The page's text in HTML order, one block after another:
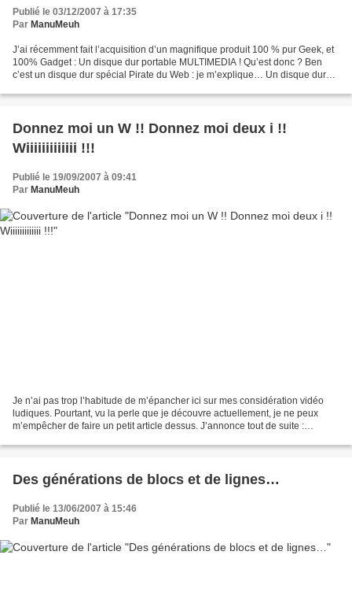
Publié le 03/12/2007 à 17:35
Par ManuMeuh
J’ai récemment fait l’acquisition d’un magnifique produit 100 % pur Geek, et
100% Gadget : Un disque dur portable MULTIMEDIA ! Qu’est donc ? Ben
c’est un disque dur spécial Pirate du Web : je m’explique… Un disque dur
Donnez moi un W !! Donnez moi deux i !!
Wiiiiiiiiiiiii !!!
Publié le 19/09/2007 à 09:41
Par ManuMeuh
Je n’ai pas trop l’habitude de m’épancher ici sur mes considération vidéo
ludiques. Pourtant, vu la perle que je découvre actuellement, je ne peux
m’empêcher de faire un petit article dessus. J’annonce tout de suite :
Des générations de blocs et de lignes…
Publié le 13/06/2007 à 15:46
Par ManuMeuh